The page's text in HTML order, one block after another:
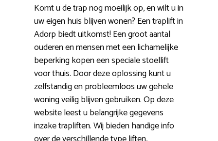
Komt u de trap nog moeilijk op, en wilt u in
uw eigen huis blijven wonen? Een traplift in
Adorp biedt uitkomst! Een groot aantal
ouderen en mensen met een lichamelijke
beperking kopen een speciale stoellift
voor thuis. Door deze oplossing kunt u
zelfstandig en probleemloos uw gehele
woning veilig blijven gebruiken. Op deze
website leest u belangrijke gegevens
inzake trapliften. Wij bieden handige info